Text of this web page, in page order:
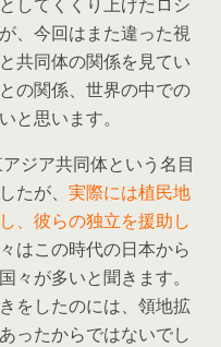
、今回はまた違った視
共同体の関係を見てい
の関係、世界の中での
と思います。
ジア共同体という名目
たが、 実際には植民地
、彼らの独立を援助し
はこの時代の日本から
々が多いと聞きます。
をしたのには、領地拡
ったからではないでし